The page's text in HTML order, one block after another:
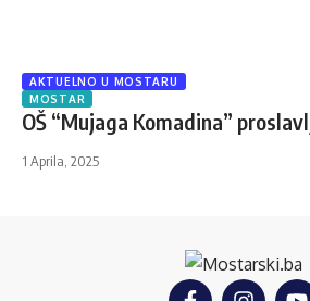
AKTUELNO U MOSTARU
MOSTAR
OŠ “Mujaga Komadina”
1 Aprila, 2025